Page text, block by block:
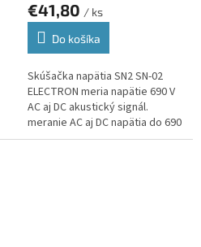
€41,80 / ks
Do košíka
Skúšačka napätia SN2 SN-02
ELECTRON meria napätie 690 V
AC aj DC akustický signál.
meranie AC aj DC napätia do 690
V automatické rozlíšenie AC a